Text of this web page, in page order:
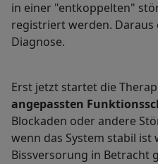
in einer "entkoppelten"
registriert werden.
Diagnose.
Erst jetzt startet die
angepassten
Blockaden oder andere
wenn das System stabil ist
Bissversorung in Betracht